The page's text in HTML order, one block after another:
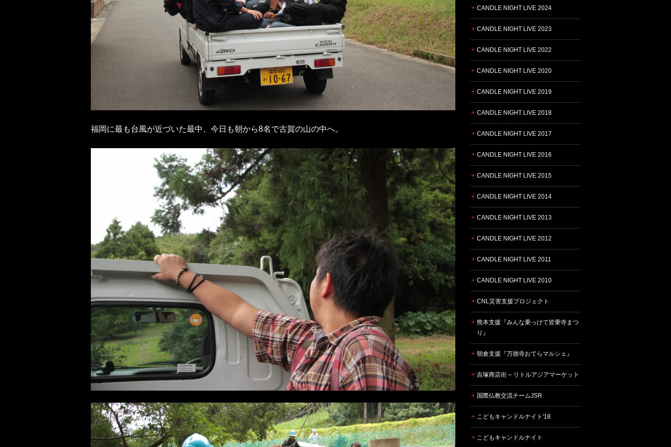
福岡に最も台風が近づいた最中、今日も朝から8名で古賀の山の中へ。
CANDLE NIGHT LIVE 2024
CANDLE NIGHT LIVE 2023
CANDLE NIGHT LIVE 2022
CANDLE NIGHT LIVE 2020
CANDLE NIGHT LIVE 2019
CANDLE NIGHT LIVE 2018
CANDLE NIGHT LIVE 2017
CANDLE NIGHT LIVE 2016
CANDLE NIGHT LIVE 2015
CANDLE NIGHT LIVE 2014
CANDLE NIGHT LIVE 2013
CANDLE NIGHT LIVE 2012
CANDLE NIGHT LIVE 2011
CANDLE NIGHT LIVE 2010
CNL災害支援プロジェクト
熊本支援『みんな乗っけて皆乗寺まつ
り』
朝倉支援『万徳寺おてらマルシェ』
吉塚商店街 – リトルアジアマーケット
国際仏教交流チームJSR
こどもキャンドルナイト'18
こどもキャンドルナイト